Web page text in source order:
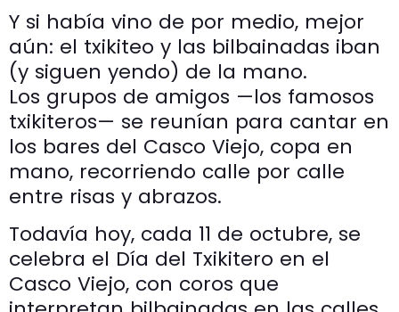
Y si había vino de por medio, mejor
aún: el txikiteo y las bilbainadas iban
(y siguen yendo) de la mano.
Los grupos de amigos —los famosos
txikiteros— se reunían para cantar en
los bares del Casco Viejo, copa en
mano, recorriendo calle por calle
entre risas y abrazos.
Todavía hoy, cada 11 de octubre, se
celebra el Día del Txikitero en el
Casco Viejo, con coros que